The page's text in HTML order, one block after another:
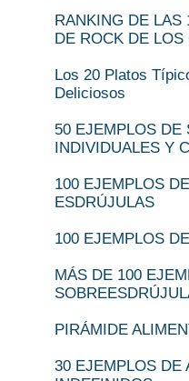
RANKING DE LAS
DE ROCK DE LOS
Los 20 Platos
Deliciosos
50 EJEMPLOS DE
INDIVIDUALES Y
100 EJEMPLOS
ESDRÚJULAS
100 EJEMPLOS
MÁS DE 100
PIRÁMIDE
30 EJEMPLOS DE